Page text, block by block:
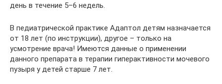
день в течение 5–6 недель.
В педиатрической практике Адаптол детям назначается
от 18 лет (по инструкции), другое – только на
усмотрение врача! Имеются данные о применении
данного препарата в терапии гиперактивности мочевого
пузыря у детей старше 7 лет.